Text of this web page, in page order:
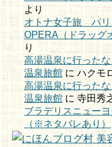
より
オトナ女子旅 パ
OPERA（ドラッグ
り
高湯温泉に行った
温泉旅館にハクモ
高湯温泉に行った
温泉旅館 に 寺田秀
ブラデリスニュー
（※ネタバレあり）